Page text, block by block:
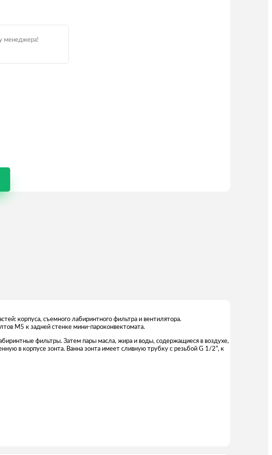
менеджера!
корпуса, съемного лабиринтного фильтра и вентилятора.
М5 к задней стенке мини-пароконвектомата.
фильтры. Затем пары масла, жира и воды, содержащиеся в воздухе,
в корпусе зонта. Ванна зонта имеет сливную трубку с резьбой G 1/2”, к